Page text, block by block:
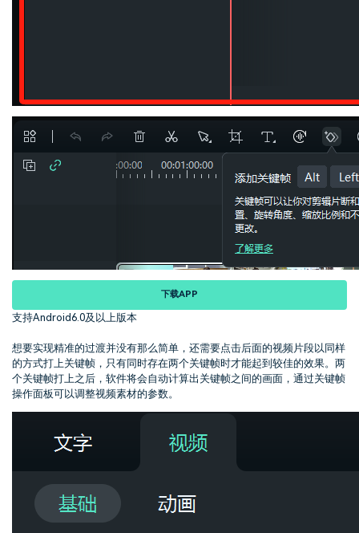
下载APP
支持Android6.0及以上版本
想要实现精准的过渡并没有那么简单，还需要点击后面的视频片段以同样
的方式打上关键帧，只有同时存在两个关键帧时才能起到较佳的效果。两
个关键帧打上之后，软件将会自动计算出关键帧之间的画面，通过关键帧
操作面板可以调整视频素材的参数。